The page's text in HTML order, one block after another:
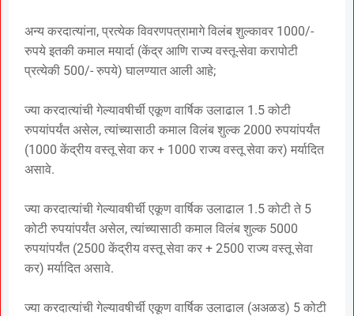
अन्य करदात्यांना, प्रत्येक विवरणपत्रामागे विलंब शुल्कावर 1000/-
रुपये इतकी कमाल मयार्दा (केंद्र आणि राज्य वस्तू-सेवा करापोटी
प्रत्येकी 500/- रुपये) घालण्यात आली आहे;
ज्या करदात्यांची गेल्यावषीर्ची एकूण वार्षिक उलाढाल 1.5 कोटी
रुपयांपर्यंत असेल, त्यांच्यासाठी कमाल विलंब शुल्क 2000 रुपयांपर्यंत
(1000 केंद्रीय वस्तू सेवा कर + 1000 राज्य वस्तू सेवा कर) मर्यादित
असावे.
ज्या करदात्यांची गेल्यावषीर्ची एकूण वार्षिक उलाढाल 1.5 कोटी ते 5
कोटी रुपयांपर्यंत असेल, त्यांच्यासाठी कमाल विलंब शुल्क 5000
रुपयांपर्यंत (2500 केंद्रीय वस्तू सेवा कर + 2500 राज्य वस्तू सेवा
कर) मर्यादित असावे.
ज्या करदात्यांची गेल्यावषीर्ची एकूण वार्षिक उलाढाल (अअळड) 5 कोटी